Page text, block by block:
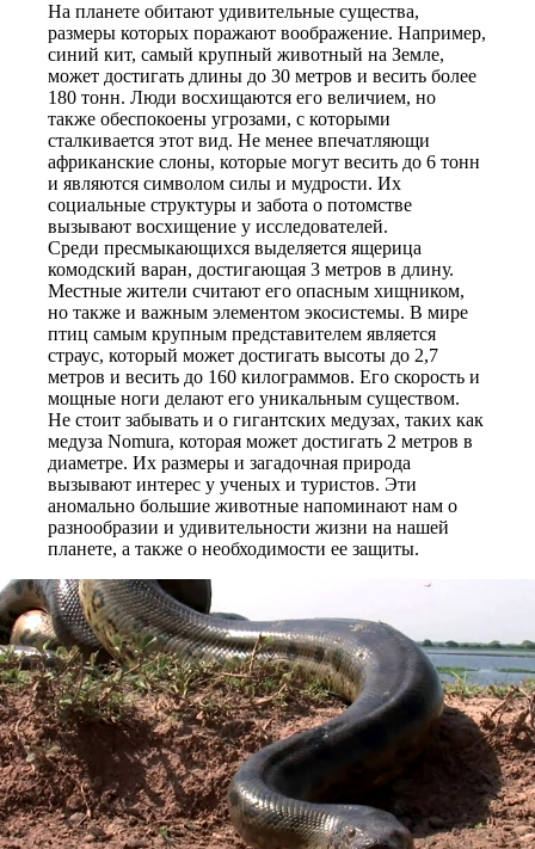
На планете обитают удивительные существа,
размеры которых поражают воображение. Например,
синий кит, самый крупный животный на Земле,
может достигать длины до 30 метров и весить более
180 тонн. Люди восхищаются его величием, но
также обеспокоены угрозами, с которыми
сталкивается этот вид. Не менее впечатляющи
африканские слоны, которые могут весить до 6 тонн
и являются символом силы и мудрости. Их
социальные структуры и забота о потомстве
вызывают восхищение у исследователей.
Среди пресмыкающихся выделяется ящерица
комодский варан, достигающая 3 метров в длину.
Местные жители считают его опасным хищником,
но также и важным элементом экосистемы. В мире
птиц самым крупным представителем является
страус, который может достигать высоты до 2,7
метров и весить до 160 килограммов. Его скорость и
мощные ноги делают его уникальным существом.
Не стоит забывать и о гигантских медузах, таких как
медуза Nomura, которая может достигать 2 метров в
диаметре. Их размеры и загадочная природа
вызывают интерес у ученых и туристов. Эти
аномально большие животные напоминают нам о
разнообразии и удивительности жизни на нашей
планете, а также о необходимости ее защиты.